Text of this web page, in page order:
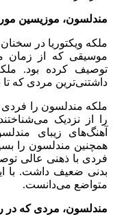
مندلسون، موزیسین
ملکه ویکتوریا در
موسیقی که از زمان
توصیف کرده بود.
داشتنی‌ترین مردی که
ملکه مندلسون را
را از نزدیک
آهنگ‌های زیبای
همچنین مندلسون را
فردی با ذهنی عالی
بدنی ضعیف داشت. با
متواضع می‌دانست.
مندلسون، مردی که در